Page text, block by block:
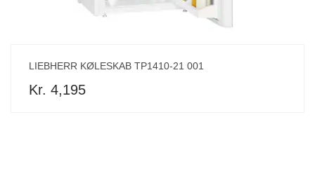
LIEBHERR KØLESKAB TP1410-21 001
Kr. 4,195